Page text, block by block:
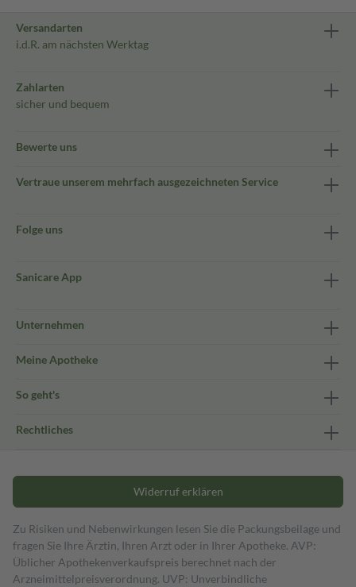
Versandarten
i.d.R. am nächsten Werktag
Zahlarten
sicher und bequem
Bewerte uns
Vertraue unserem mehrfach ausgezeichneten Service
Folge uns
Sanicare App
Unternehmen
Meine Apotheke
So geht's
Rechtliches
Widerruf erklären
Zu Risiken und Nebenwirkungen lesen Sie die Packungsbeilage und
fragen Sie Ihre Ärztin, Ihren Arzt oder in Ihrer Apotheke. AVP:
Üblicher Apothekenverkaufspreis berechnet nach der
Arzneimittelpreisverordnung. UVP: Unverbindliche